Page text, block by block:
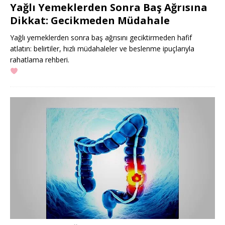
Yağlı Yemeklerden Sonra Baş Ağrısına
Dikkat: Gecikmeden Müdahale
Yağlı yemeklerden sonra baş ağrısını geciktirmeden hafif
atlatın: belirtiler, hızlı müdahaleler ve beslenme ipuçlarıyla
rahatlama rehberi.